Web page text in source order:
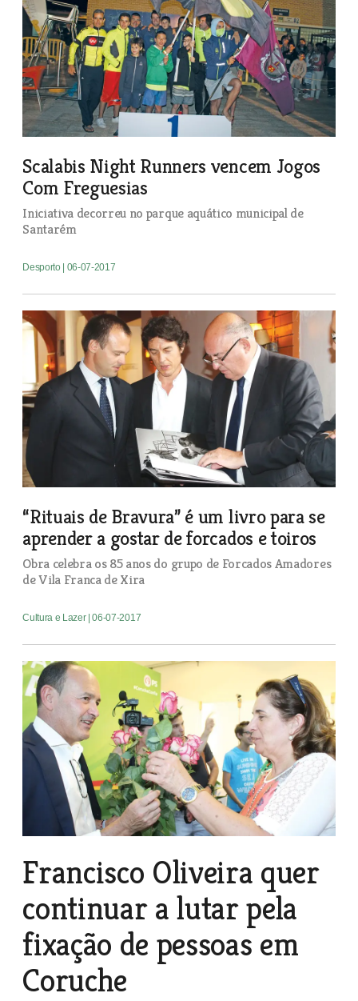
Scalabis Night Runners vencem Jogos
Com Freguesias
Iniciativa decorreu no parque aquático municipal de
Santarém
Desporto | 06-07-2017
“Rituais de Bravura” é um livro para se
aprender a gostar de forcados e toiros
Obra celebra os 85 anos do grupo de Forcados Amadores
de Vila Franca de Xira
Cultura e Lazer | 06-07-2017
Francisco Oliveira quer
continuar a lutar pela
fixação de pessoas em
Coruche